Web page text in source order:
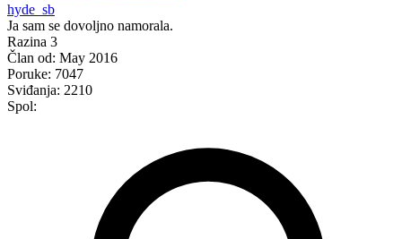
hyde_sb
Ja sam se dovoljno namorala.
Razina 3
Član od: May 2016
Poruke: 7047
Sviđanja: 2210
Spol: